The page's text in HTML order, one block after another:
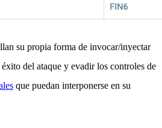
su propia forma de invocar/inyectar
del ataque y evadir los controles de
que puedan interponerse en su